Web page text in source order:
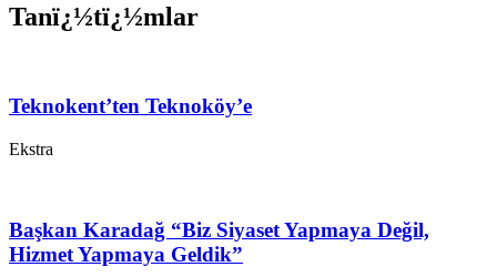
Tanï¿½tï¿½mlar
Teknokent’ten Teknoköy’e
Ekstra
Başkan Karadağ “Biz Siyaset Yapmaya Değil,
Hizmet Yapmaya Geldik”